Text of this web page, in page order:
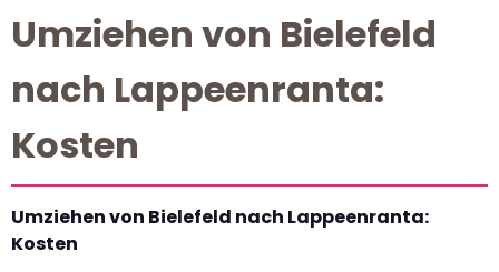
Umziehen von Bielefeld
nach Lappeenranta:
Kosten
Umziehen von Bielefeld nach Lappeenranta:
Kosten